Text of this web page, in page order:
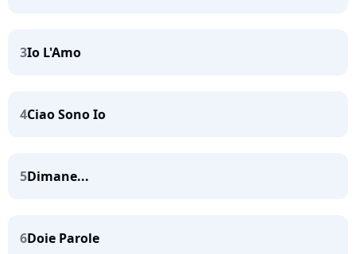
3Io L'Amo
4Ciao Sono Io
5Dimane...
6Doie Parole